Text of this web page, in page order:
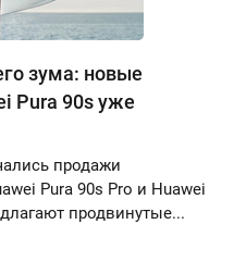
зума: новые
Pura 90s уже
продажи
Pura 90s Pro и Huawei
продвинутые...